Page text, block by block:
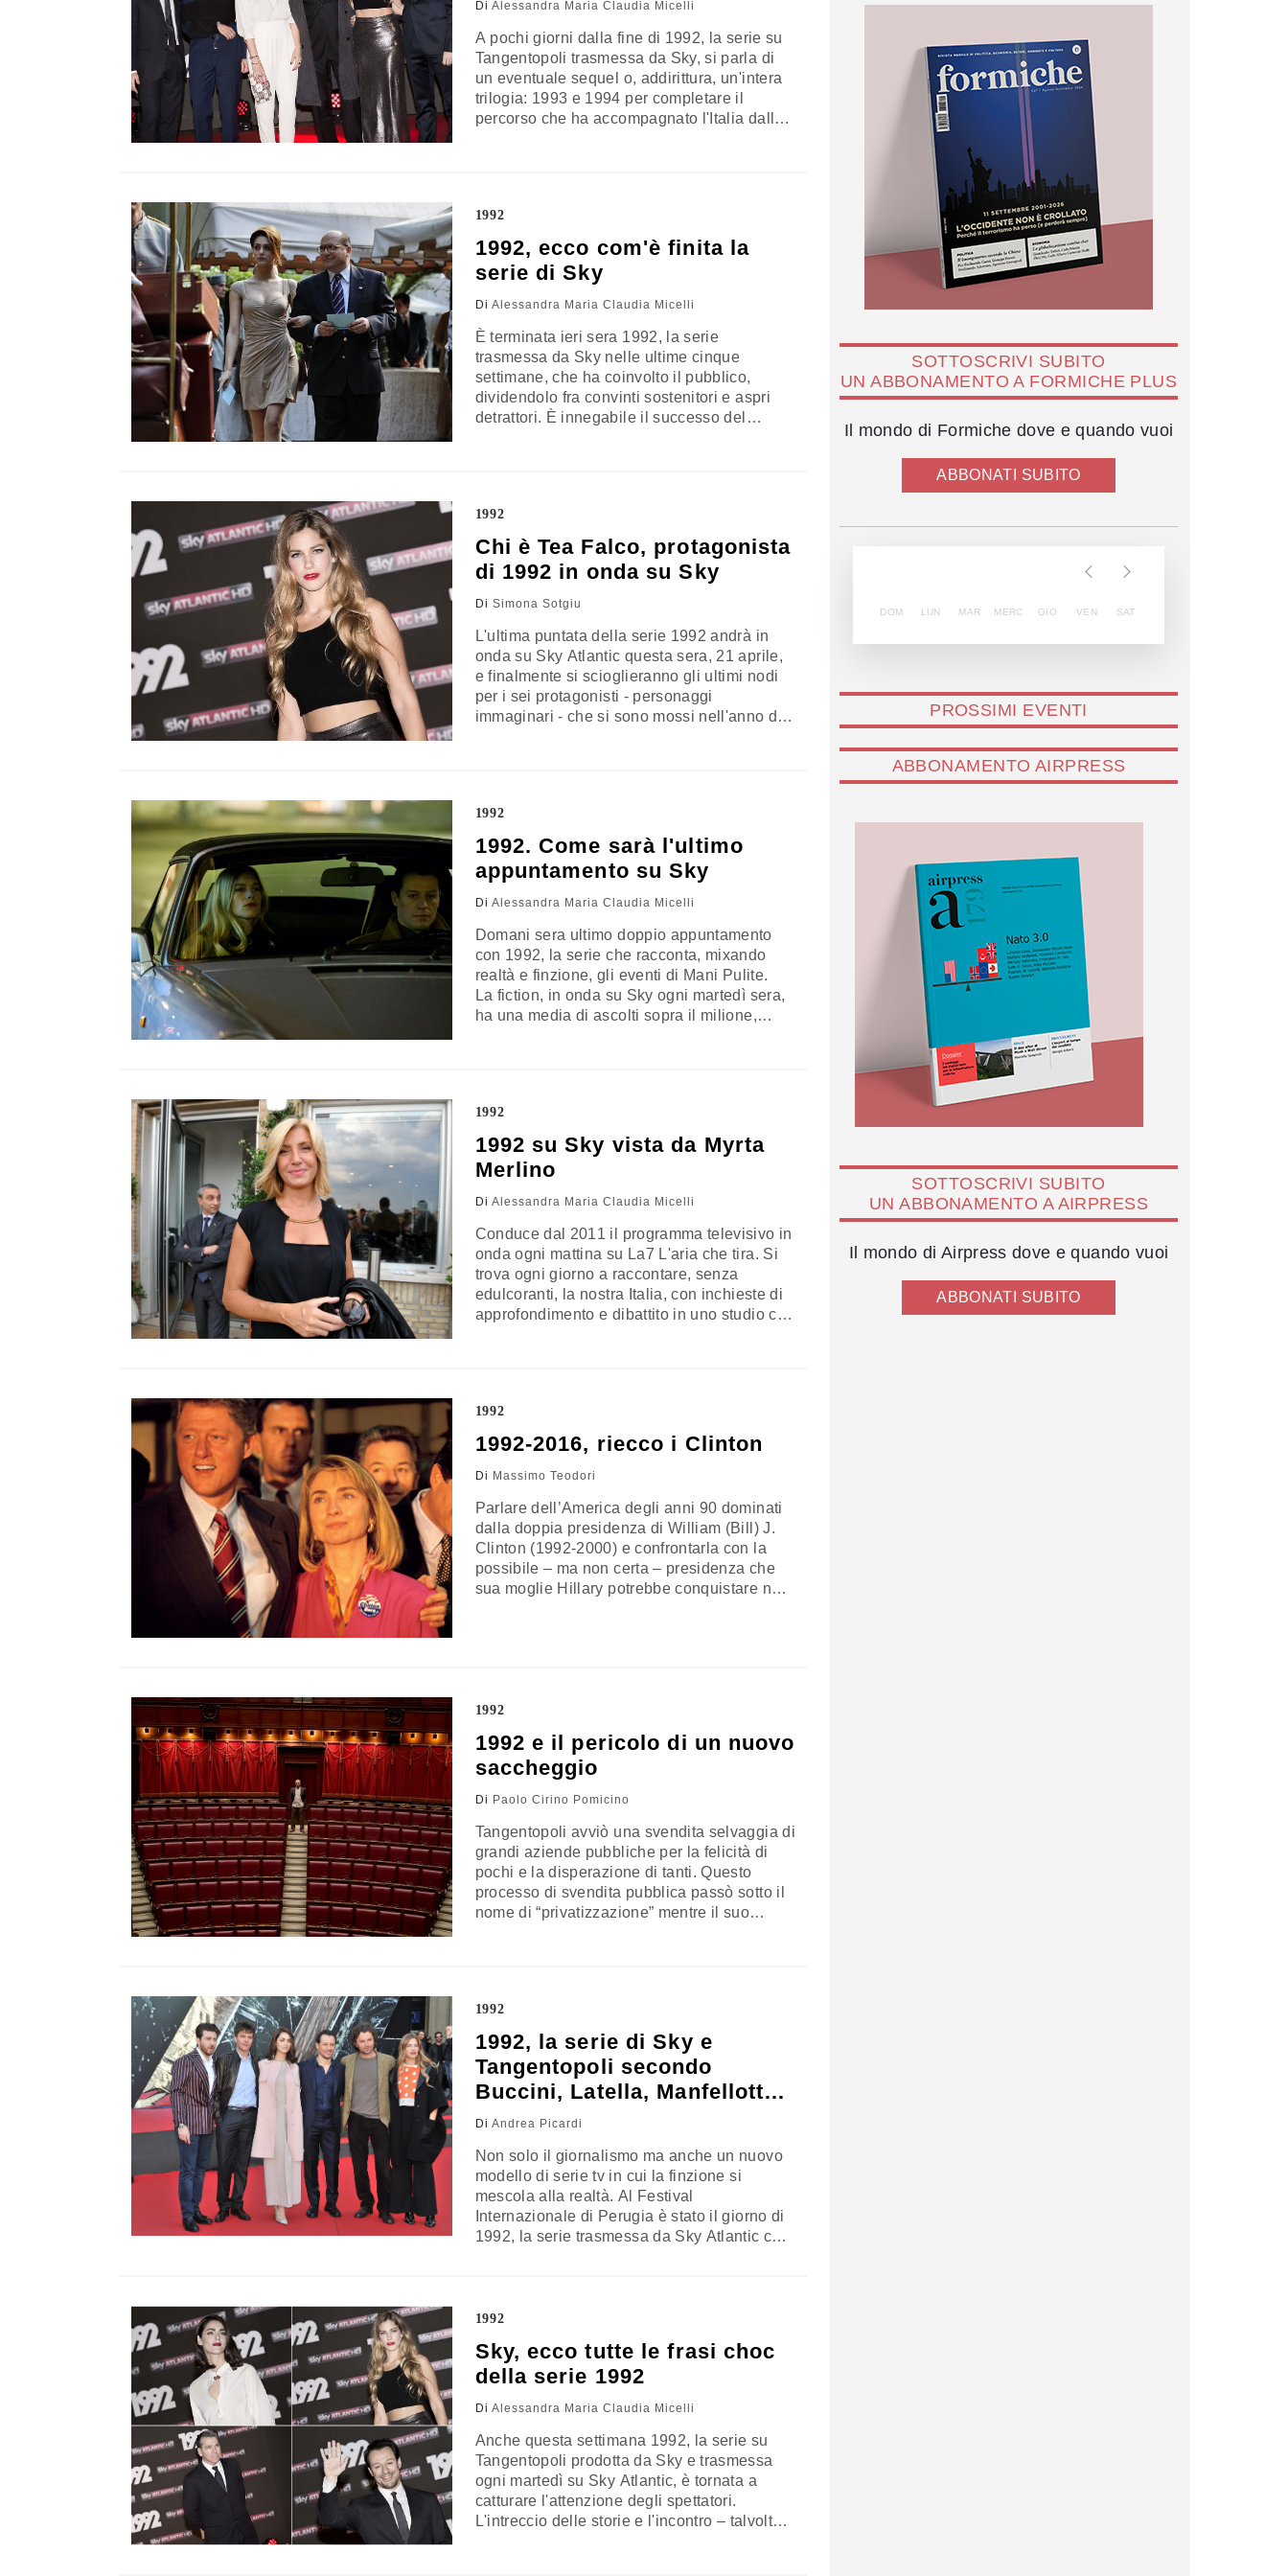
Di Alessandra Maria Claudia Micelli
A pochi giorni dalla fine di 1992, la serie su
Tangentopoli trasmessa da Sky, si parla di
un eventuale sequel o, addirittura, un'intera
trilogia: 1993 e 1994 per completare il
percorso che ha accompagnato l'Italia dalla
1992
1992, ecco com'è finita la
serie di Sky
Di Alessandra Maria Claudia Micelli
È terminata ieri sera 1992, la serie
trasmessa da Sky nelle ultime cinque
settimane, che ha coinvolto il pubblico,
dividendolo fra convinti sostenitori e aspri
detrattori. È innegabile il successo del
1992
Chi è Tea Falco, protagonista
di 1992 in onda su Sky
Di Simona Sotgiu
L'ultima puntata della serie 1992 andrà in
onda su Sky Atlantic questa sera, 21 aprile,
e finalmente si scioglieranno gli ultimi nodi
per i sei protagonisti - personaggi
immaginari - che si sono mossi nell'anno di
interpreta…
1992
1992. Come sarà l'ultimo
appuntamento su Sky
Di Alessandra Maria Claudia Micelli
Domani sera ultimo doppio appuntamento
con 1992, la serie che racconta, mixando
realtà e finzione, gli eventi di Mani Pulite.
La fiction, in onda su Sky ogni martedì sera,
ha una media di ascolti sopra il milione,
1992
1992 su Sky vista da Myrta
Merlino
Di Alessandra Maria Claudia Micelli
Conduce dal 2011 il programma televisivo in
onda ogni mattina su La7 L'aria che tira. Si
trova ogni giorno a raccontare, senza
edulcoranti, la nostra Italia, con inchieste di
approfondimento e dibattito in uno studio con
all’occhiello. Sempre ispirati dalla fiction in
onda…
1992
1992-2016, riecco i Clinton
Di Massimo Teodori
Parlare dell’America degli anni 90 domina­ti
dalla doppia presidenza di William (Bill) J.
Clinton (1992-2000) e confrontarla con la
possibile – ma non certa – presidenza che
sua moglie Hillary potrebbe conquistare nel
1992
1992 e il pericolo di un nuovo
saccheggio
Di Paolo Cirino Pomicino
Tangentopoli avviò una svendita selvaggia di
grandi aziende pubbliche per la felicità di
pochi e la disperazione di tanti. Questo
processo di svendita pubblica passò sotto il
nome di “privatizzazione” mentre il suo
1992
1992, la serie di Sky e
Tangentopoli secondo
Buccini, Latella, Manfellotto
e Milella
Di Andrea Picardi
Non solo il giornalismo ma anche un nuovo
modello di serie tv in cui la finzione si
mescola alla realtà. Al Festival
Internazionale di Perugia è stato il giorno di
1992, la serie trasmessa da Sky Atlantic che
anno…
1992
Sky, ecco tutte le frasi choc
della serie 1992
Di Alessandra Maria Claudia Micelli
Anche questa settimana 1992, la serie su
Tangentopoli prodotta da Sky e trasmessa
ogni martedì su Sky Atlantic, è tornata a
catturare l'attenzione degli spettatori.
L'intreccio delle storie e l'incontro – talvolta
SOTTOSCRIVI SUBITO
UN ABBONAMENTO A FORMICHE PLUS
Il mondo di Formiche dove e quando vuoi
ABBONATI SUBITO
DOM LUN MAR MERC GIO VEN SAT
PROSSIMI EVENTI
ABBONAMENTO AIRPRESS
SOTTOSCRIVI SUBITO
UN ABBONAMENTO A AIRPRESS
Il mondo di Airpress dove e quando vuoi
ABBONATI SUBITO